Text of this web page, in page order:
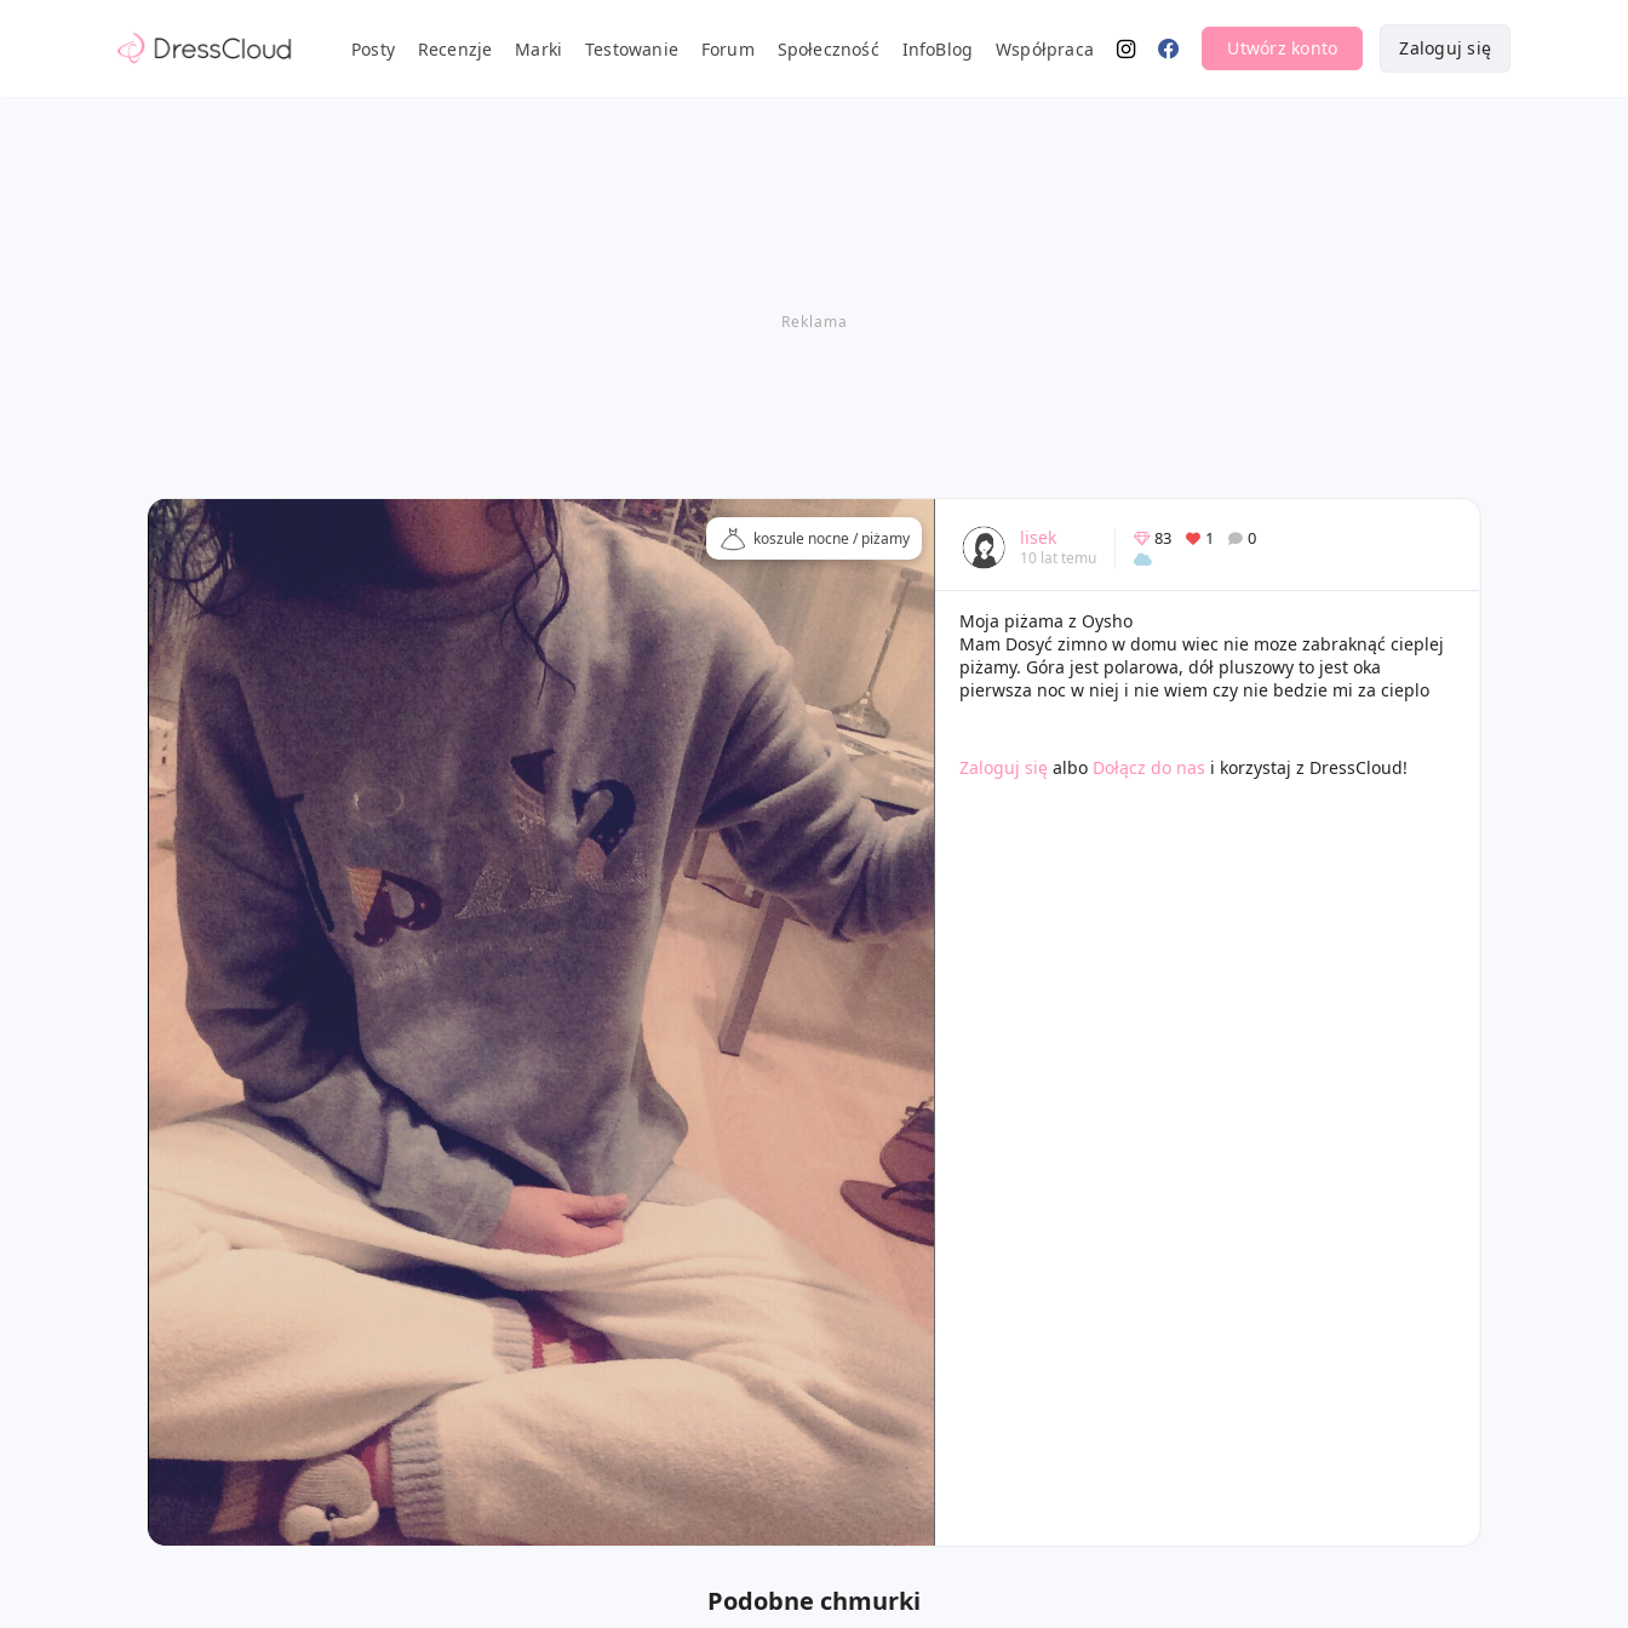
Posty Recenzje Marki Testowanie Forum Społeczność InfoBlog Współpraca Utwórz konto Zaloguj się
koszule nocne / piżamy lisek
10 lat temu
83 1 0
Moja piżama z Oysho
Mam Dosyć zimno w domu wiec nie moze zabraknąć cieplej
piżamy. Góra jest polarowa, dół pluszowy to jest oka
pierwsza noc w niej i nie wiem czy nie bedzie mi za cieplo
Zaloguj się albo Dołącz do nas i korzystaj z DressCloud!
Podobne chmurki